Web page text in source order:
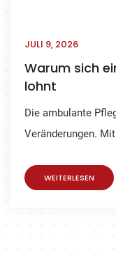
JULI 9, 2026
Warum sich
lohnt
Die ambulante
Veränderungen.
WEITERLESEN